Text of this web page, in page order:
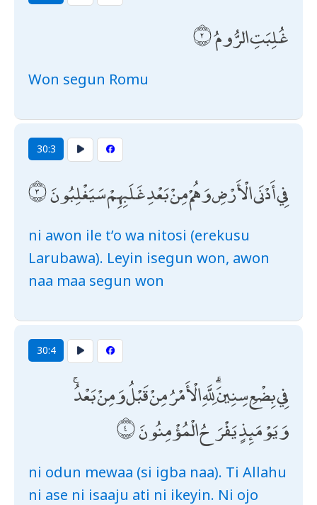
غُلِبَتِ الرُّومُ
Won segun Romu
30:3
فِي أَدْنَى الْأَرْضِ وَهُمْ مِنْ بَعْدِ غَلَبِهِمْ سَيَغْلِبُونَ
ni awon ile t’o wa nitosi (erekusu
Larubawa). Leyin isegun won, awon
naa maa segun won
30:4
فِي بِضْعِ سِنِينَ ۗ لِلَّهِ الْأَمْرُ مِنْ قَبْلُ وَمِنْ بَعْدُ ۚ
وَيَوْمَئِذٍ يَفْرَحُ الْمُؤْمِنُونَ
ni odun mewaa (si igba naa). Ti Allahu
ni ase ni isaaju ati ni ikeyin. Ni ojo